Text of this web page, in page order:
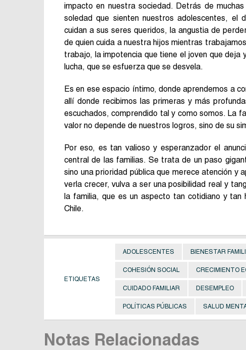
impacto en nuestra sociedad. Detrás de
soledad que sienten nuestros adolescentes, el
cuidan a sus seres queridos, la angustia de
de quien cuida a nuestra hijos mientras
trabajo, la impotencia que tiene el joven que deja
lucha, que se esfuerza que se desvela.
Es en ese espacio íntimo, donde aprendemos a
allí donde recibimos las primeras y más
escuchados, comprendido tal y como somos. La
valor no depende de nuestros logros, sino de su
Por eso, es tan valioso y esperanzador el
central de las familias. Se trata de un paso
sino una prioridad pública que merece atención y
verla crecer, vulva a ser una posibilidad real y
la familia, que es un aspecto tan cotidiano y
Chile.
ETIQUETAS
ADOLESCENTES BIENESTAR
COHESIÓN SOCIAL CRECIMIENTO
CUIDADO FAMILIAR DESEMPLEO
POLÍTICAS PÚBLICAS SALUD
Notas Relacionadas